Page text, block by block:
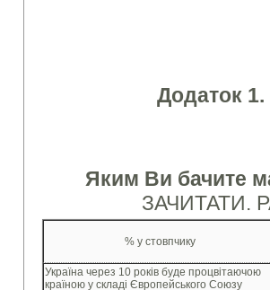
Додаток
Яким Ви бачите
ЗАЧИТАТИ.
% у стовпчику
Україна через 10 років буде процвітаючою
країною у складі Європейського Союзу